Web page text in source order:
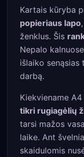
Kartais kūryba
popieriaus lapo
ženklus. Šis
Nepalo
išlaiko
darbą.
Kiekviename
tikri rugiagėlių
tarsi mažos
laike. Ant
skaidulomis